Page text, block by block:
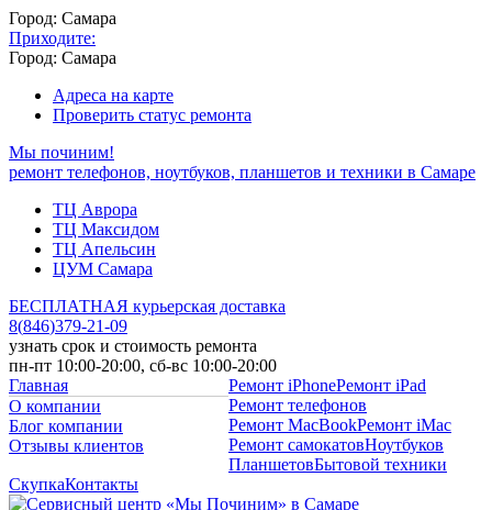
Город: Самара
Приходите:
Город: Самара
Адреса на карте
Проверить статус ремонта
Мы починим!
ремонт телефонов, ноутбуков, планшетов и техники в Самаре
ТЦ Аврора
ТЦ Максидом
ТЦ Апельсин
ЦУМ Самара
БЕСПЛАТНАЯ курьерская доставка
8(846)379-21-09
узнать срок и стоимость ремонта
пн-пт 10:00-20:00, сб-вс 10:00-20:00
Главная
О компании
Блог компании
Отзывы клиентов
Ремонт iPhoneРемонт iPad
Ремонт телефонов
Ремонт MacBookРемонт iMac
Ремонт самокатовНоутбуков
ПланшетовБытовой техники
СкупкаКонтакты